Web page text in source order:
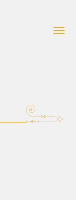
menu